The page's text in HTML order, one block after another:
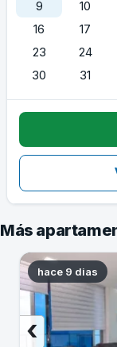
9 10
16
17
23
24
30
31
Más
hace 9 dias
‹